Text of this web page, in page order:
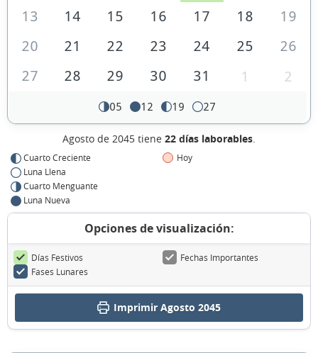
13
14 15 16 17 18
19
20
21 22 23 24 25
26
27
28 29 30 31 1 2
05 12 19 27
Agosto de 2045 tiene 22 días laborables.
Cuarto Creciente
Luna Llena
Cuarto Menguante
Luna Nueva
Hoy
Opciones de visualización:
Días Festivos
Fechas Importantes
Fases Lunares
Imprimir Agosto 2045